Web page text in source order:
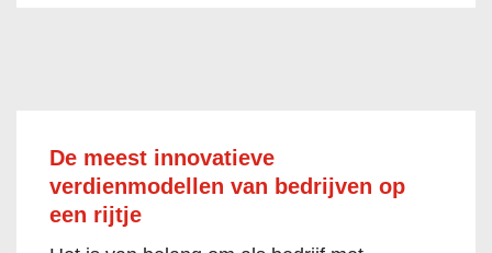
De meest innovatieve
verdienmodellen van bedrijven op
een rijtje